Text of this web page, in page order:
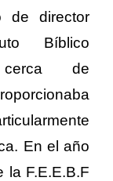
de director
Bíblico
de
En el año
la F.E.E.B.F